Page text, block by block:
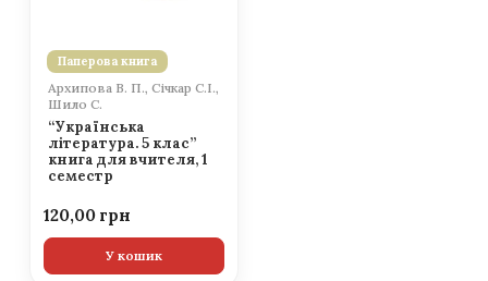
Паперова книга
Архипова В. П., Січкар С.І.,
Шило С.
“Українська
література. 5 клас”
книга для вчителя, 1
семестр
120,00
У кошик